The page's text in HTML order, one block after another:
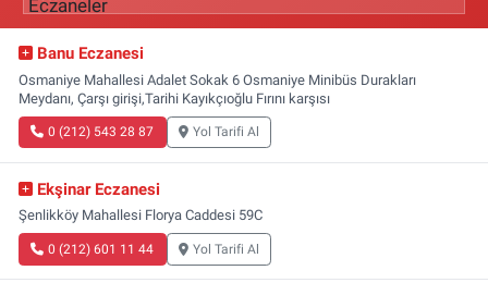
Banu Eczanesi
Osmaniye Mahallesi Adalet Sokak 6 Osmaniye Minibüs Durakları
Meydanı, Çarşı girişi,Tarihi Kayıkçıoğlu Fırını karşısı
0 (212) 543 28 87 Yol Tarifi Al
Ekşinar Eczanesi
Şenlikköy Mahallesi Florya Caddesi 59C
0 (212) 601 11 44 Yol Tarifi Al